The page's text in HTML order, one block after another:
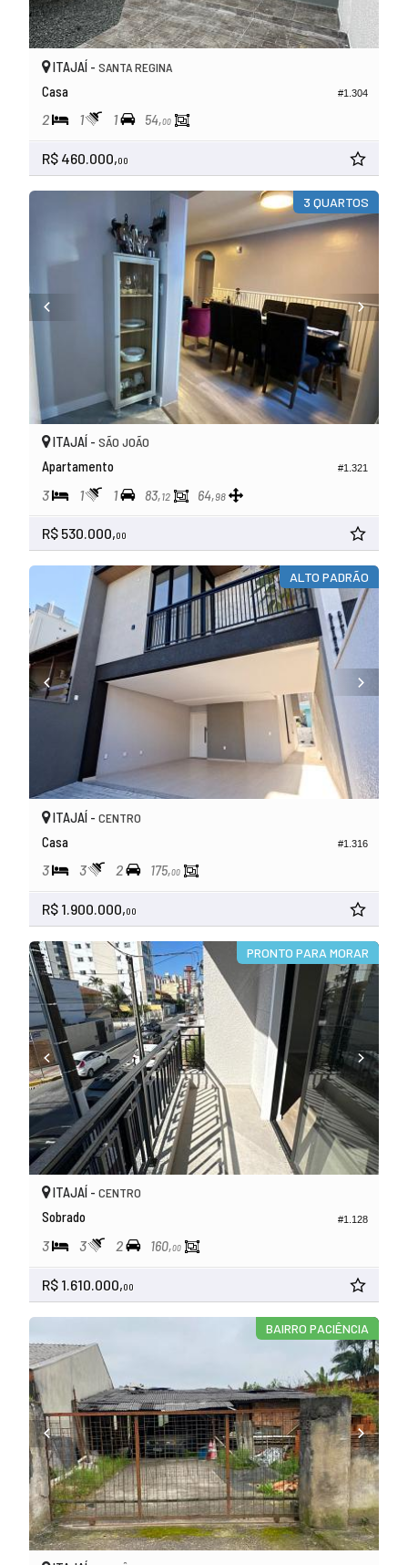
#1.304
ITAJAÍ - SANTA REGINA
Casa
2 1 1 54,00
R$ 460.000,00
3 QUARTOS
#1.321
ITAJAÍ - SÃO JOÃO
Apartamento
3 1 1 83,12 64,98
R$ 530.000,00
ALTO PADRÃO
#1.316
ITAJAÍ - CENTRO
Casa
3 3 2 175,00
R$ 1.900.000,00
PRONTO PARA MORAR
#1.128
ITAJAÍ - CENTRO
Sobrado
3 3 2 160,00
R$ 1.610.000,00
BAIRRO PACIÊNCIA